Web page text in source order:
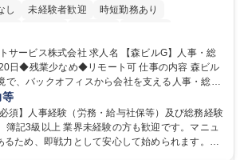
し 未経験者歓迎
時短勤務あり
支給 長期歓迎 駅近5分以内 土日祝休み
社 求人名 【森ビルG】人事・総
少なめ◆リモート可 仕事の内容 森ビル
で、バックオフィスから会社を支える人事・総務
総務の業務をバランスよく担当し、ゆくゆくは制
戦できる、やりがいある環境です。 ■勤怠管
手続き、年末調整等の労務管理全般 ■入退社手続
事制度改定などのコア業務 ■社内イベントの企画
等
須】人事経験（労務・給与社保等）及び総務経験
簿記3級以上 業界未経験の方も歓迎です。マニュ
ため、即戦力として安心して始められます。